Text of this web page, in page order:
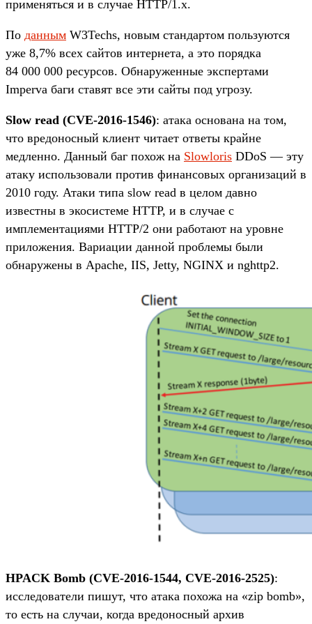
применяться и в случае HTTP/1.x.
По данным W3Techs, новым стандартом пользуются
уже 8,7% всех сайтов интернета, а это порядка
84 000 000 ресурсов. Обнаруженные экспертами
Imperva баги ставят все эти сайты под угрозу.
Slow read (CVE-2016-1546): атака основана на том,
что вредоносный клиент читает ответы крайне
медленно. Данный баг похож на Slowloris DDoS — эту
атаку использовали против финансовых организаций в
2010 году. Атаки типа slow read в целом давно
известны в экосистеме HTTP, и в случае с
имплементациями HTTP/2 они работают на уровне
приложения. Вариации данной проблемы были
обнаружены в Apache, IIS, Jetty, NGINX и nghttp2.
HPACK Bomb (CVE-2016-1544, CVE-2016-2525):
исследователи пишут, что атака похожа на «zip bomb»,
то есть на случаи, когда вредоносный архив